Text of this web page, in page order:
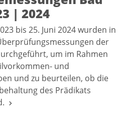
| 2024
bis 25. Juni 2024 wurden in
der
um im Rahmen
und
und zu beurteilen, ob die
des Prädikats